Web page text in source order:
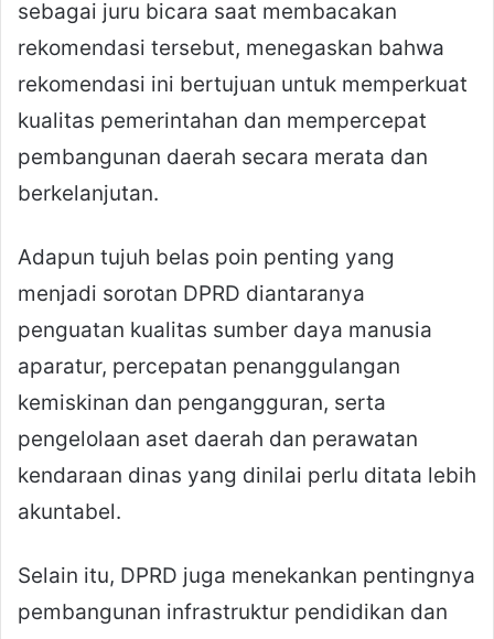
sebagai juru bicara saat membacakan
rekomendasi tersebut, menegaskan bahwa
rekomendasi ini bertujuan untuk memperkuat
kualitas pemerintahan dan mempercepat
pembangunan daerah secara merata dan
berkelanjutan.
Adapun tujuh belas poin penting yang
menjadi sorotan DPRD diantaranya
penguatan kualitas sumber daya manusia
aparatur, percepatan penanggulangan
kemiskinan dan pengangguran, serta
pengelolaan aset daerah dan perawatan
kendaraan dinas yang dinilai perlu ditata lebih
akuntabel.
Selain itu, DPRD juga menekankan pentingnya
pembangunan infrastruktur pendidikan dan